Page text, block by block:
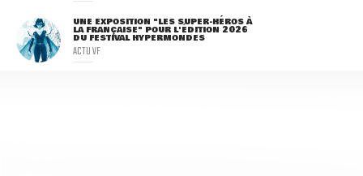
UNE EXPOSITION "LES SUPER-HÉROS À
LA FRANÇAISE" POUR L'ÉDITION 2026
DU FESTIVAL HYPERMONDES
ACTU VF